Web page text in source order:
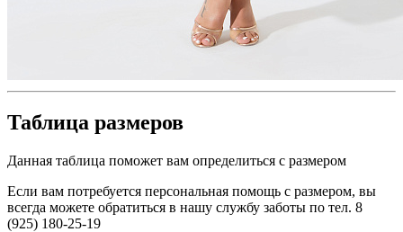
Таблица размеров
Данная таблица поможет вам определиться с размером
Если вам потребуется персональная помощь с размером, вы
всегда можете обратиться в нашу службу заботы по тел. 8
(925) 180-25-19